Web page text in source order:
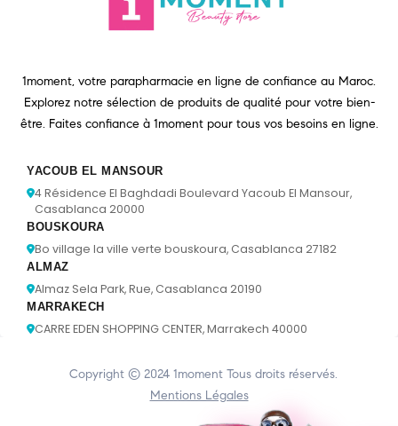
1moment, votre parapharmacie en ligne de confiance au Maroc.
Explorez notre sélection de produits de qualité pour votre bien-
être. Faites confiance à 1moment pour tous vos besoins en ligne.
YACOUB EL MANSOUR
4 Résidence El Baghdadi Boulevard Yacoub El Mansour,
Casablanca 20000
BOUSKOURA
Bo village la ville verte bouskoura, Casablanca 27182
ALMAZ
Almaz Sela Park, Rue, Casablanca 20190
MARRAKECH
CARRE EDEN SHOPPING CENTER, Marrakech 40000
Copyright © 2024 1moment Tous droits réservés.
Mentions Légales